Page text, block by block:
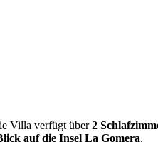
Villa verfügt über2
auf die Insel La Gomera.